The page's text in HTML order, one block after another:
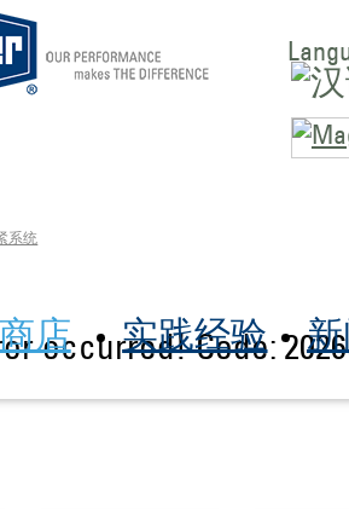
店 实践经验
系统
occurred! Code: